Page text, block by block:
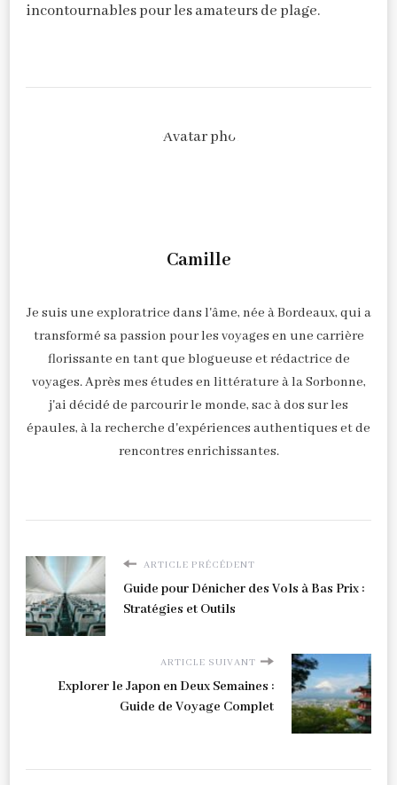
incontournables pour les amateurs de plage.
Camille
Je suis une exploratrice dans l'âme, née à Bordeaux, qui a
transformé sa passion pour les voyages en une carrière
florissante en tant que blogueuse et rédactrice de
voyages. Après mes études en littérature à la Sorbonne,
j'ai décidé de parcourir le monde, sac à dos sur les
épaules, à la recherche d'expériences authentiques et de
rencontres enrichissantes.
ARTICLE PRÉCÉDENT
Guide pour Dénicher des Vols à Bas Prix :
Stratégies et Outils
ARTICLE SUIVANT
Explorer le Japon en Deux Semaines :
Guide de Voyage Complet